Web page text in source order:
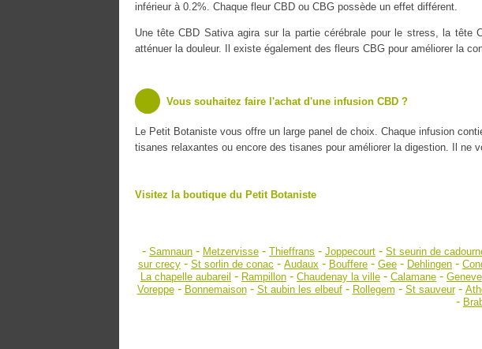
inférieur à 0.2%. Chaque fleur CBD ou CBG possède un effet différent.
Une tête CBD Sativa agira sur la partie cérébrale pour le stress, la
atténuer la douleur. Il existe également des fleurs CBG pour améliorer la
Vous souhaitez faire l'achat d'une infusion CBD ?
Le Petit Botaniste vous offre un large panel de choix. Chaque infusion
tisanes relaxantes ou encore des tisanes pour améliorer la digestion. Il ne
Visitez la boutique du Petit Botaniste
- Samnaun - Metzervisse - Thieffrans - Joppecourt - St seurin de
sur crecy - St sorlin de conac - Audaux - Bouffere - Gee - Dehlingen -
La chapelle aubareil - Rampillon - Chaudenay la ville - Calamane - Geneve
Voreppe- Bonnemaison- St aubin les elbeuf- Rollegem - St sauveur-
-